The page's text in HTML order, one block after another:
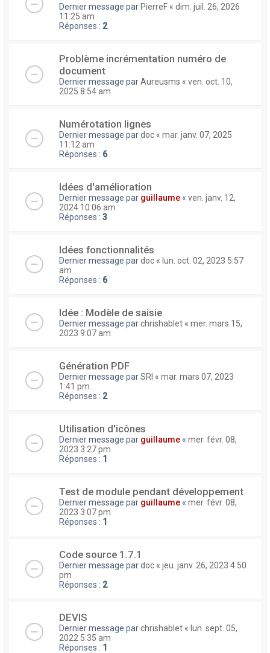
Dernier message parPierreF « dim. juil. 26, 2026
11:25 am
Réponses : 2
Problème incrémentation numéro de
document
Dernier message parAureusms « ven. oct. 10,
2025 8:54 am
Numérotation lignes
Dernier message pardoc « mar. janv. 07, 2025
11:12 am
Réponses : 6
Idées d'amélioration
Dernier message par guillaume « ven. janv. 12,
2024 10:06 am
Réponses : 3
Idées fonctionnalités
Dernier message pardoc « lun. oct. 02, 2023 5:57
am
Réponses : 6
Idée : Modèle de saisie
Dernier message parchrishablet « mer. mars 15,
2023 9:07 am
Génération PDF
Dernier message parSRI « mar. mars 07, 2023
1:41 pm
Réponses : 2
Utilisation d'icônes
Dernier message par guillaume « mer. févr. 08,
2023 3:27 pm
Réponses : 1
Test de module pendant développement
Dernier message par guillaume « mer. févr. 08,
2023 3:07 pm
Réponses : 1
Code source 1.7.1
Dernier message pardoc « jeu. janv. 26, 2023 4:50
pm
Réponses : 2
DEVIS
Dernier message parchrishablet « lun. sept. 05,
2022 5:35 am
Réponses : 1